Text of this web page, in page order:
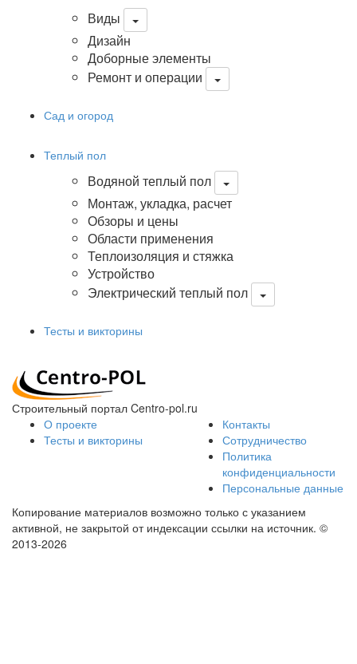
Виды
Дизайн
Доборные элементы
Ремонт и операции
Сад и огород
Теплый пол
Водяной теплый пол
Монтаж, укладка, расчет
Обзоры и цены
Области применения
Теплоизоляция и стяжка
Устройство
Электрический теплый пол
Тесты и викторины
Строительный портал Centro-pol.ru
О проекте
Тесты и викторины
Контакты
Сотрудничество
Политика
конфиденциальности
Персональные данные
Копирование материалов возможно только с указанием
активной, не закрытой от индексации ссылки на источник. ©
2013-2026